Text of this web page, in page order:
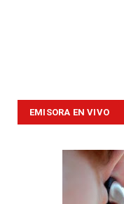
EMISORA EN VIVO